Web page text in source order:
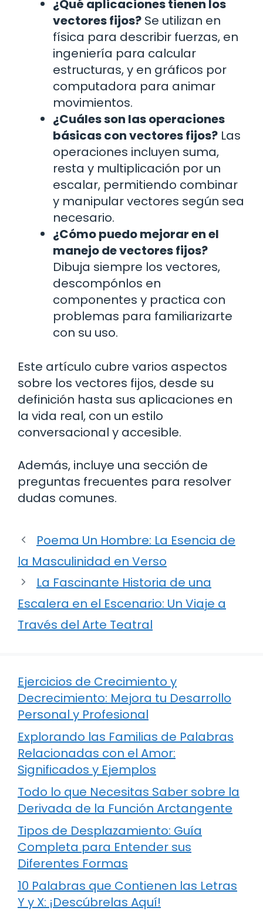
¿Qué aplicaciones tienen los
vectores fijos? Se utilizan en
física para describir fuerzas, en
ingeniería para calcular
estructuras, y en gráficos por
computadora para animar
movimientos.
¿Cuáles son las operaciones
básicas con vectores fijos? Las
operaciones incluyen suma,
resta y multiplicación por un
escalar, permitiendo combinar
y manipular vectores según sea
necesario.
¿Cómo puedo mejorar en el
manejo de vectores fijos?
Dibuja siempre los vectores,
descompónlos en
componentes y practica con
problemas para familiarizarte
con su uso.
Este artículo cubre varios aspectos
sobre los vectores fijos, desde su
definición hasta sus aplicaciones en
la vida real, con un estilo
conversacional y accesible.
Además, incluye una sección de
preguntas frecuentes para resolver
dudas comunes.
Poema Un Hombre: La Esencia de
la Masculinidad en Verso
La Fascinante Historia de una
Escalera en el Escenario: Un Viaje a
Través del Arte Teatral
Ejercicios de Crecimiento y
Decrecimiento: Mejora tu Desarrollo
Personal y Profesional
Explorando las Familias de Palabras
Relacionadas con el Amor:
Significados y Ejemplos
Todo lo que Necesitas Saber sobre la
Derivada de la Función Arctangente
Tipos de Desplazamiento: Guía
Completa para Entender sus
Diferentes Formas
10 Palabras que Contienen las Letras
Y y X: ¡Descúbrelas Aquí!